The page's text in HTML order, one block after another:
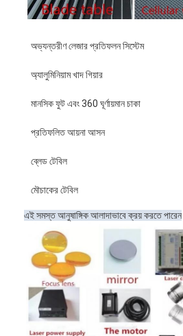
মান নিয়ন্ত্রণ
যোগাযোগ করুন
খবর
মামলা
যন্ত্র কাজ বীম ওয়েল্ডিং
ইস্পাত কাটার রুল
সরঞ্জাম কাটা মরা
অটো পানোত্সব মেশিন
শিল্পকৌশল ল্যামিনেট মেশিন
অভ্যন্তরীণ লেজার প্রতিফলন সিস্টেম
অ্যালুমিনিয়াম খাদ গিয়ার
মানসিক ফুট এবং 360 ঘূর্ণায়মান চাকা
প্রতিফলিত আয়না আসন
ব্লেড টেবিল
মৌচাকের টেবিল
এই সমস্ত আনুষাঙ্গিক আলাদাভাবে ক্রয় করতে পারেন